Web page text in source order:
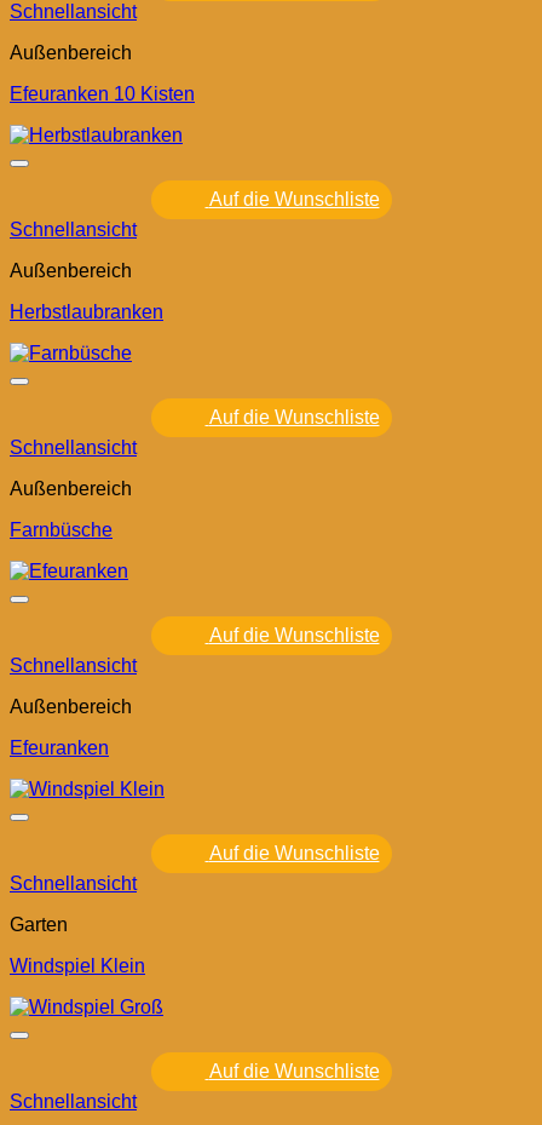
Schnellansicht
Außenbereich
Efeuranken 10 Kisten
Auf die Wunschliste
Schnellansicht
Außenbereich
Herbstlaubranken
Auf die Wunschliste
Schnellansicht
Außenbereich
Farnbüsche
Auf die Wunschliste
Schnellansicht
Außenbereich
Efeuranken
Auf die Wunschliste
Schnellansicht
Garten
Windspiel Klein
Auf die Wunschliste
Schnellansicht